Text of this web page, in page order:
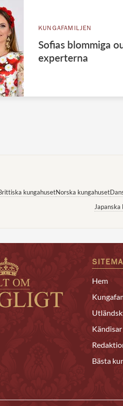
KUNGAFAMILJEN
Sofias blommiga
experterna
kungahusetNorska kungahuset
Japanska
Hem
Kändisar
Bästa